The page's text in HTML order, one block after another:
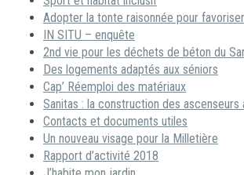
Adopter la tonte raisonnée pour
IN SITU – enquête
2nd vie pour les déchets de béton du
Des logements adaptés aux séniors
Cap’ Réemploi des matériaux
Sanitas : la construction des ascenseurs
Contacts et documents utiles
Un nouveau visage pour la Milletière
Rapport d’activité 2018